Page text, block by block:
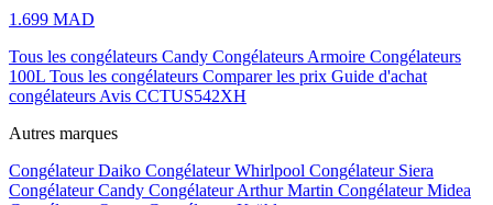
1.699 MAD
Tous les congélateurs Candy Congélateurs Armoire Congélateurs
100L Tous les congélateurs Comparer les prix Guide d'achat
congélateurs Avis CCTUS542XH
Autres marques
Congélateur Daiko Congélateur Whirlpool Congélateur Siera
Congélateur Candy Congélateur Arthur Martin Congélateur Midea